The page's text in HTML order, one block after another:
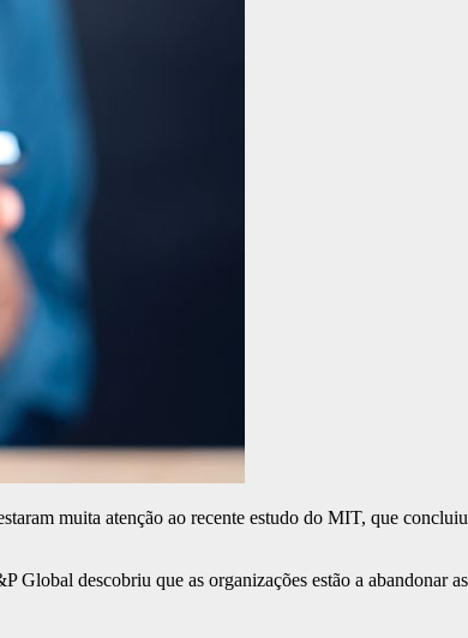
muita atenção ao recente estudo do MIT, que
descobriu que as organizações estão a abandonar